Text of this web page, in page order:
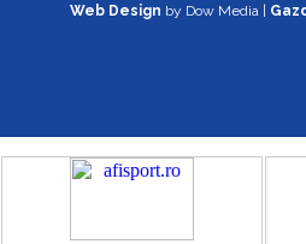
Web Design by Dow Media |